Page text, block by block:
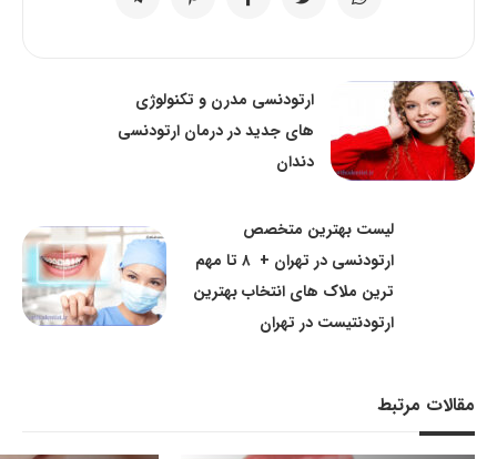
ارتودنسی مدرن و تکنولوژی
های جدید در درمان ارتودنسی
دندان
لیست بهترین متخصص
ارتودنسی در تهران + ۸ تا مهم
ترین ملاک های انتخاب بهترین
ارتودنتیست در تهران
مقالات مرتبط